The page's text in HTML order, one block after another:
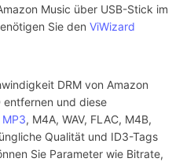
Music über USB-Stick im
Sie den ViWizard
DRM von Amazon
entfernen und diese
, M4A, WAV, FLAC, M4B,
Qualität und ID3-Tags
Sie Parameter wie Bitrate,